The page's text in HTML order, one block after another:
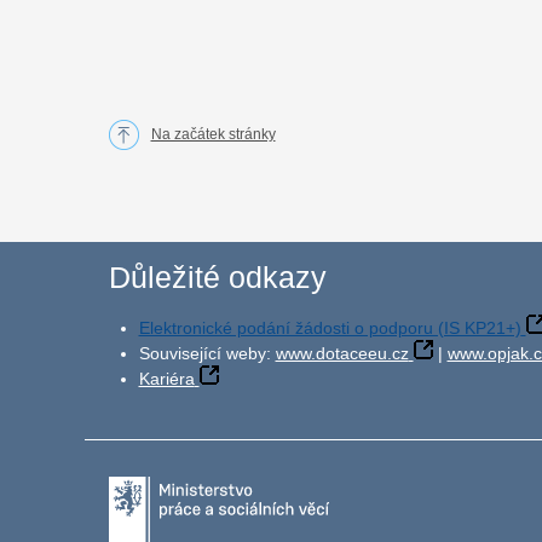
Na začátek stránky
Důležité odkazy
Elektronické podání žádosti o podporu (IS KP21+)
Související weby: www.dotaceeu.cz |
Kariéra